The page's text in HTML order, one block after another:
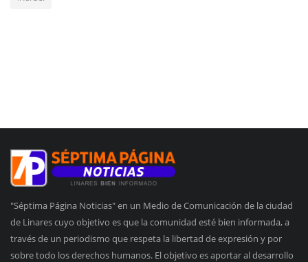
"Séptima Página Noticias" en un Medio de Comunicación de la ciudad
de Linares cuyo objetivo es que la comunidad esté bien informada, a
través de un periodismo que respeta la libertad de expresión y por
sobre todo los derechos humanos. El objetivo es aportar al desarrollo